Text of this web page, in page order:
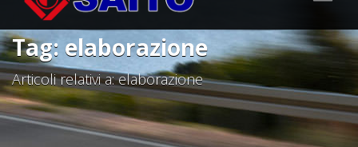
Tag: elaborazione
Articoli relativi a: elaborazione